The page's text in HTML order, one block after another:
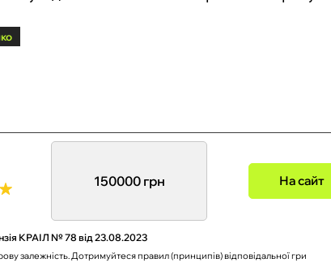
150000 грн На сайт
КРАІЛ № 78 від 23.08.2023
залежність. Дотримуйтеся правил (принципів) відповідальної гри